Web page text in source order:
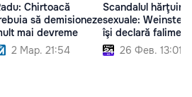
Chirtoacă
să demisioneze
mai devreme
2 Мар. 21:54
Scandalul hărţuirii
sexuale:
îşi declară
26 Фев. 13:01